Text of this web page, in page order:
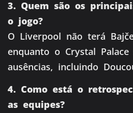
3. Quem são os
o jogo?
O Liverpool não terá
enquanto o Crystal
ausências, incluindo
4. Como está o
as equipes?